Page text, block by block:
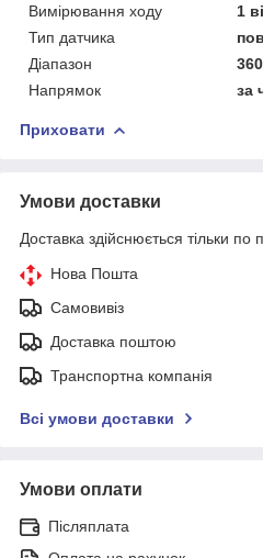
Вимірювання ходу
1
Тип датчика
Діапазон
Напрямок
за
Приховати
Умови доставки
Доставка здійснюється тільки по
Нова Пошта
Самовивіз
Доставка поштою
Транспортна компанія
Всі умови доставки
Умови оплати
Післяплата